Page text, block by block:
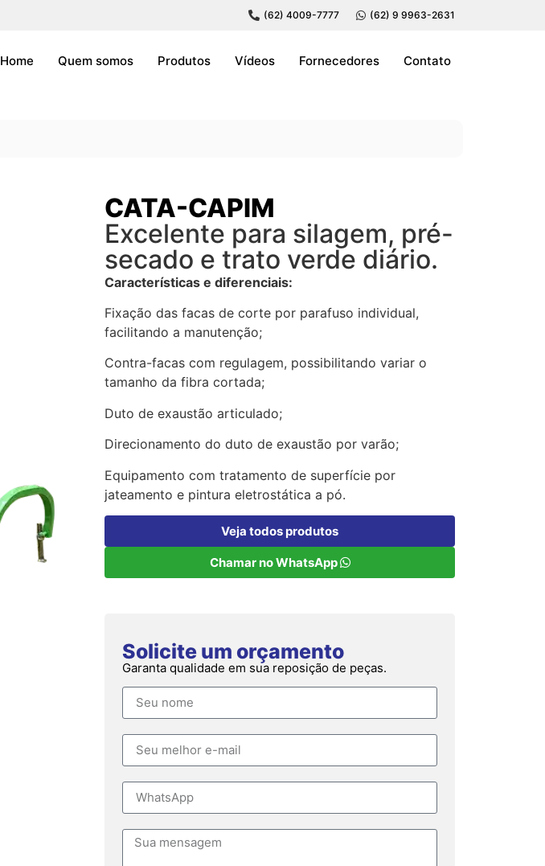
(62) 4009-7777 (62) 9 9963-2631
Home Quem somos Produtos Vídeos Fornecedores Contato
CATA-CAPIM
Excelente para silagem, pré-
secado e trato verde diário.
Características e diferenciais:
Fixação das facas de corte por parafuso individual,
facilitando a manutenção;
Contra-facas com regulagem, possibilitando variar o
tamanho da fibra cortada;
Duto de exaustão articulado;
Direcionamento do duto de exaustão por varão;
Equipamento com tratamento de superfície por
jateamento e pintura eletrostática a pó.
Veja todos produtos
Chamar no WhatsApp
Solicite um orçamento
Garanta qualidade em sua reposição de peças.